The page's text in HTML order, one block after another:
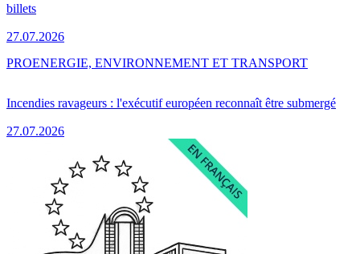
billets
27.07.2026
Incendies ravageurs : l'exécutif européen reconnaît être submergé
27.07.2026
PROENERGIE, ENVIRONNEMENT ET TRANSPORT